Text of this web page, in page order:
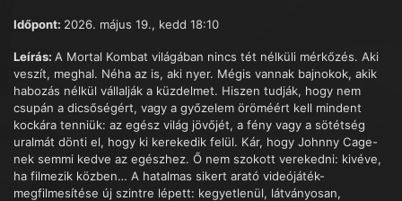
Időpont: 2026. május 19., kedd 18:10
Leírás: A Mortal Kombat világában nincs tét nélküli mérkőzés. Aki
veszít, meghal. Néha az is, aki nyer. Mégis vannak bajnokok, akik
habozás nélkül vállalják a küzdelmet. Hiszen tudják, hogy nem
csupán a dicsőségért, vagy a győzelem öröméért kell mindent
kockára tenniük: az egész világ jövőjét, a fény vagy a sötétség
uralmát dönti el, hogy ki kerekedik felül. Kár, hogy Johnny Cage-
nek semmi kedve az egészhez. Ő nem szokott verekedni: kivéve,
ha filmezik közben… A hatalmas sikert arató videójáték-
megfilmesítése új szintre lépett: kegyetlenül, látványosan,